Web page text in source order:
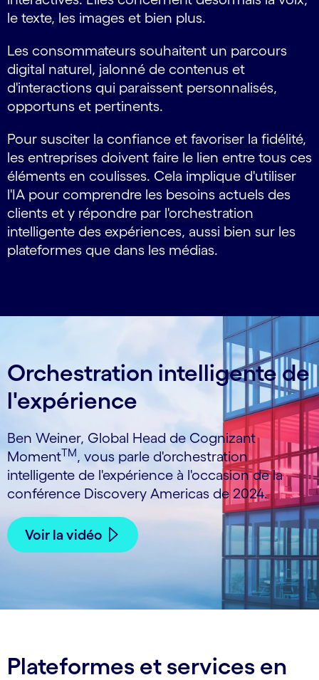
le texte, les images et bien plus.
Les consommateurs souhaitent un parcours
digital naturel, jalonné de contenus et
d'interactions qui paraissent personnalisés,
opportuns et pertinents.
Pour susciter la confiance et favoriser la fidélité,
les entreprises doivent faire le lien entre tous ces
éléments en coulisses. Cela implique d'utiliser
l'IA pour comprendre les besoins actuels des
clients et y répondre par l'orchestration
intelligente des expériences, aussi bien sur les
plateformes que dans les médias.
Orchestration intelligente de
l'expérience
Ben Weiner, Global Head de Cognizant
MomentTM, vous parle d'orchestration
intelligente de l'expérience à l'occasion de la
conférence Discovery Americas de 2024.
Voir la vidéo
Plateformes et services en